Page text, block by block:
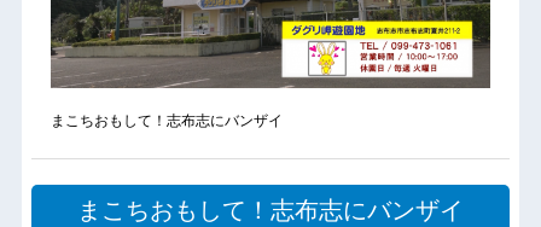
まこちおもして！志布志にバンザイ
まこちおもして！志布志にバンザイ